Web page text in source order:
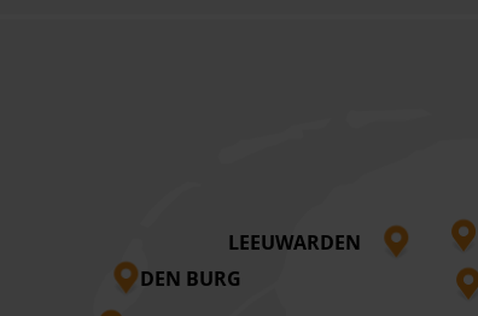
LEEUWARDEN
DEN BURG